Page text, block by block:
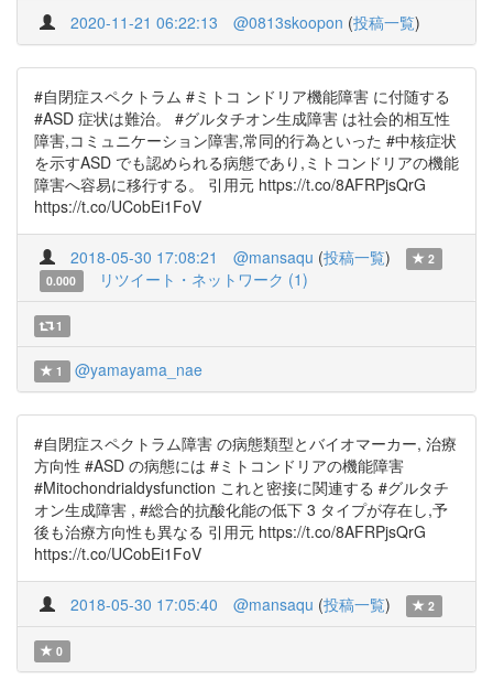
2020-11-21 06:22:13 @0813skoopon (投稿一覧)
#自閉症スペクトラム #ミトコ ンドリア機能障害 に付随する
#ASD 症状は難治。 #グルタチオン生成障害 は社会的相互性
障害,コミュニケーション障害,常同的行為といった #中核症状
を示すASD でも認められる病態であり,ミトコンドリアの機能
障害へ容易に移行する。 引用元 https://t.co/8AFRPjsQrG
https://t.co/UCobEi1FoV
2018-05-30 17:08:21 @mansaqu (投稿一覧)
2
0.000
リツイート・ネットワーク (1)
1
1 @yamayama_nae
#自閉症スペクトラム障害 の病態類型とバイオマーカー, 治療
方向性 #ASD の病態には #ミトコンドリアの機能障害
#Mitochondrialdysfunction これと密接に関連する #グルタチ
オン生成障害 , #総合的抗酸化能の低下 3 タイプが存在し,予
後も治療方向性も異なる 引用元 https://t.co/8AFRPjsQrG
https://t.co/UCobEi1FoV
2018-05-30 17:05:40 @mansaqu (投稿一覧) 2
0